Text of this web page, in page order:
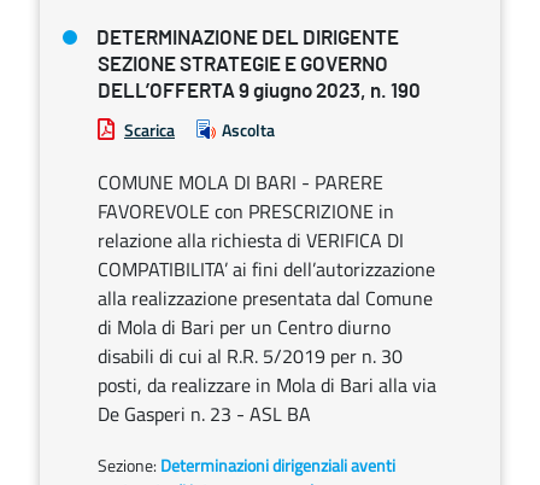
DETERMINAZIONE DEL DIRIGENTE
SEZIONE STRATEGIE E GOVERNO
DELL’OFFERTA 9 giugno 2023, n. 190
Scarica Ascolta
COMUNE MOLA DI BARI - PARERE
FAVOREVOLE con PRESCRIZIONE in
relazione alla richiesta di VERIFICA DI
COMPATIBILITA’ ai fini dell’autorizzazione
alla realizzazione presentata dal Comune
di Mola di Bari per un Centro diurno
disabili di cui al R.R. 5/2019 per n. 30
posti, da realizzare in Mola di Bari alla via
De Gasperi n. 23 - ASL BA
Sezione: Determinazioni dirigenziali aventi